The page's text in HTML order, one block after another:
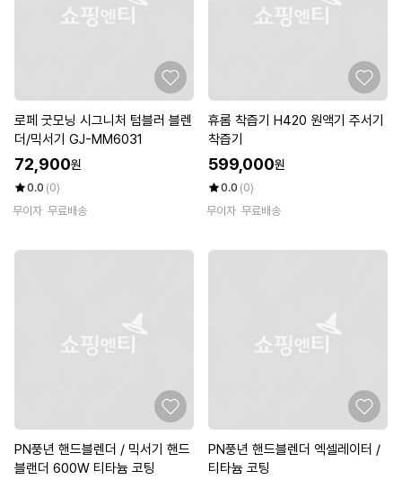
로페 굿모닝 시그니처 텀블러 블렌
더/믹서기 GJ-MM6031
72,900원
0.0 (0)
무이자 무료배송
휴롬 착즙기 H420 원액기 주서기
착즙기
599,000원
0.0 (0)
무이자 무료배송
PN풍년 핸드블렌더 / 믹서기 핸드
블랜더 600W 티타늄 코팅
PN풍년 핸드블렌더 엑셀레이터 /
티타늄 코팅